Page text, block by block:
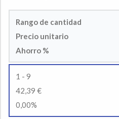
Rango de cantidad
Precio unitario
Ahorro %
1 - 9
42,39 €
0,00%